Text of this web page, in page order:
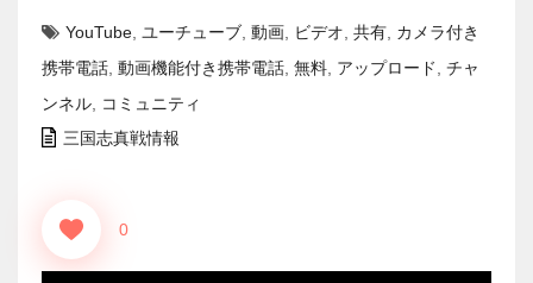
YouTube ユーチューブ 動画 ビデオ 共有 カメラ付き
携帯電話 動画機能付き携帯電話 無料 アップロード
チャ
ンネル
コミュニティ
三国志真戦情報
0